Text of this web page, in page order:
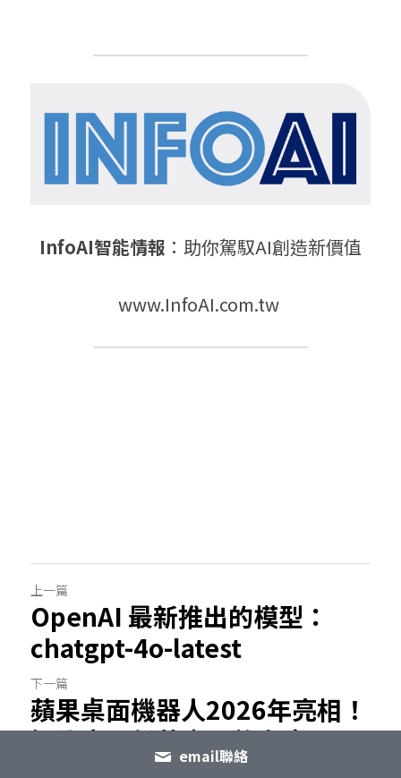
InfoAI智能情報 ：助你駕馭AI創造新價值
www.InfoAI.com.tw
上一篇
OpenAI 最新推出的模型：
chatgpt-4o-latest
下一篇
蘋果桌面機器人2026年亮相！
智能家居新革命即將來臨
email聯絡